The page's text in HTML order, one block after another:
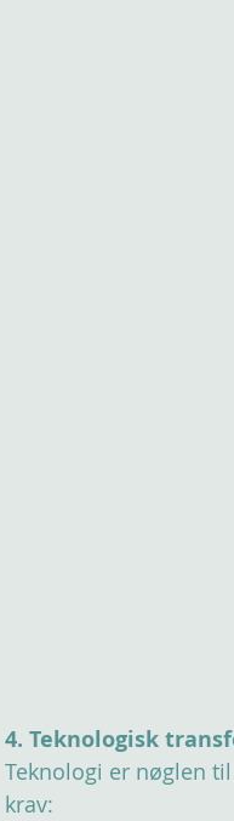
4. Teknologisk
Teknologi er nøglen
krav: